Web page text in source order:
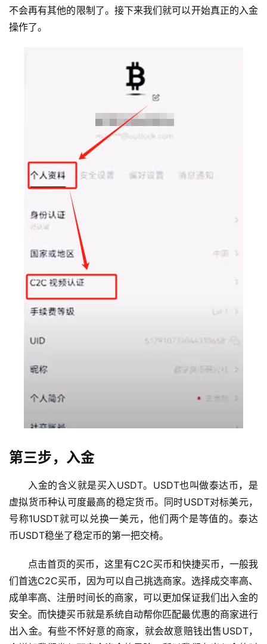
不会再有其他的限制了。接下来我们就可以开始真正的入金
操作了。
第三步，入金
入金的含义就是买入USDT。USDT也叫做泰达币，是
虚拟货币种认可度最高的稳定货币。同时USDT对标美元，
号称1USDT就可以兑换一美元，他们两个是等值的。泰达
币USDT稳坐了稳定币的第一把交椅。
点击首页的买币，这里有C2C买币和快捷买币，一般我
们首选C2C买币，因为可以自己挑选商家。选择成交率高、
成单率高、注册时间长的商家，可以更加保证我们出入金的
安全。而快捷买币就是系统自动帮你匹配最优惠的商家进行
出入金。有些不怀好意的商家，就会故意赔钱出售USDT，